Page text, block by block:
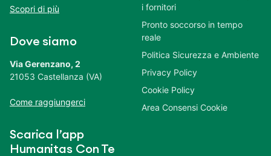
Scopri di più
Dove siamo
Via Gerenzano, 2
21053 Castellanza (VA)
Come raggiungerci
Scarica l’app
Humanitas Con Te
i fornitori
Pronto soccorso in tempo
reale
Politica Sicurezza e Ambiente
Privacy Policy
Cookie Policy
Area Consensi Cookie